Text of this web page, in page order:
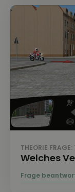
THEORIE
Welches